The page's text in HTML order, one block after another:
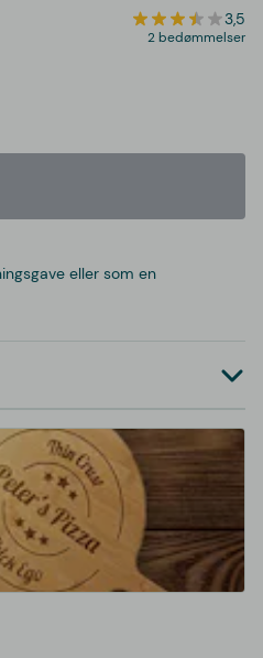
3,5
2 bedømmelser
eller som en